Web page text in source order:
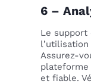
6 –
Le
Assurez-
et fiable.